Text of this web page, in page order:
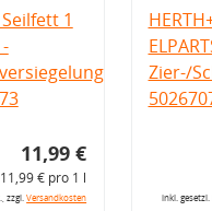
1
11,99 €
11,99 € pro 1 l
zzgl.Versandkosten
Zier-/
inkl. gesetzl.